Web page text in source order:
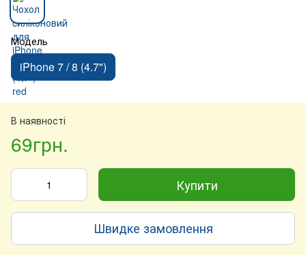
Модель
iPhone 7 / 8 (4.7")
В наявності
69грн.
Купити
Швидке замовлення